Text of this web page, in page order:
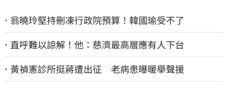
翁曉玲堅持刪凍行政院預算！韓國瑜受不了
直呼難以諒解！他：慈濟最高層應有人下台
黃禎憲診所挺蔣遭出征 老病患曝暖舉聲援